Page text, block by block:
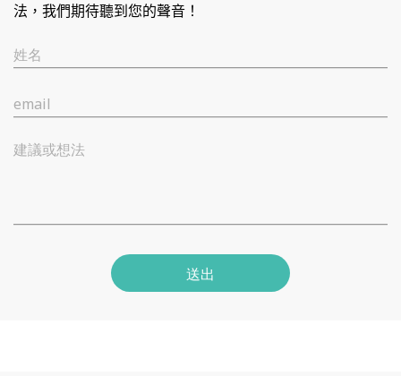
法，我們期待聽到您的聲音！
姓名
email
建議或想法
送出